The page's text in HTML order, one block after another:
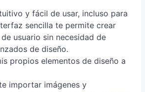
y fácil de usar, incluso para
sencilla te permite crear
usuario sin necesidad de
de diseño.
propios elementos de diseño a
importar imágenes y